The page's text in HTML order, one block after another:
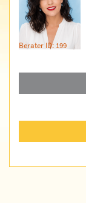
Berater ID: 199